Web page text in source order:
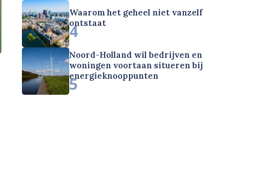
Waarom het geheel niet vanzelf
ontstaat
4
Noord-Holland wil bedrijven en
woningen voortaan situeren bij
energieknooppunten
5